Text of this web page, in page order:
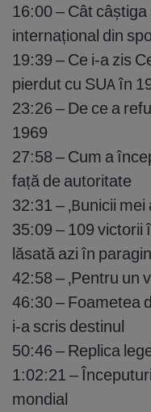
16:00 – Cât
internațional din
19:39 – Ce i-a zis
pierdut cu SUA în
23:26 – De ce a
1969
27:58 – Cum a
față de autoritate
32:31 – ‚Bunicii
35:09 – 109 victorii
lăsată azi în
42:58 – ‚Pentru un
46:30 – Foametea
i-a scris destinul
50:46 – Replica
1:02:21 –
mondial